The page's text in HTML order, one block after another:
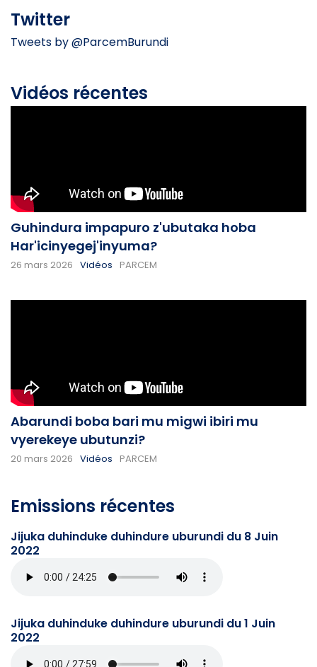
Twitter
Tweets by @ParcemBurundi
Vidéos récentes
Guhindura impapuro z'ubutaka hoba
Har'icinyegej'inyuma?
26 mars 2026 Vidéos PARCEM
Abarundi boba bari mu migwi ibiri mu
vyerekeye ubutunzi?
20 mars 2026 Vidéos PARCEM
Emissions récentes
Jijuka duhinduke duhindure uburundi du 8 Juin
2022
Jijuka duhinduke duhindure uburundi du 1 Juin
2022